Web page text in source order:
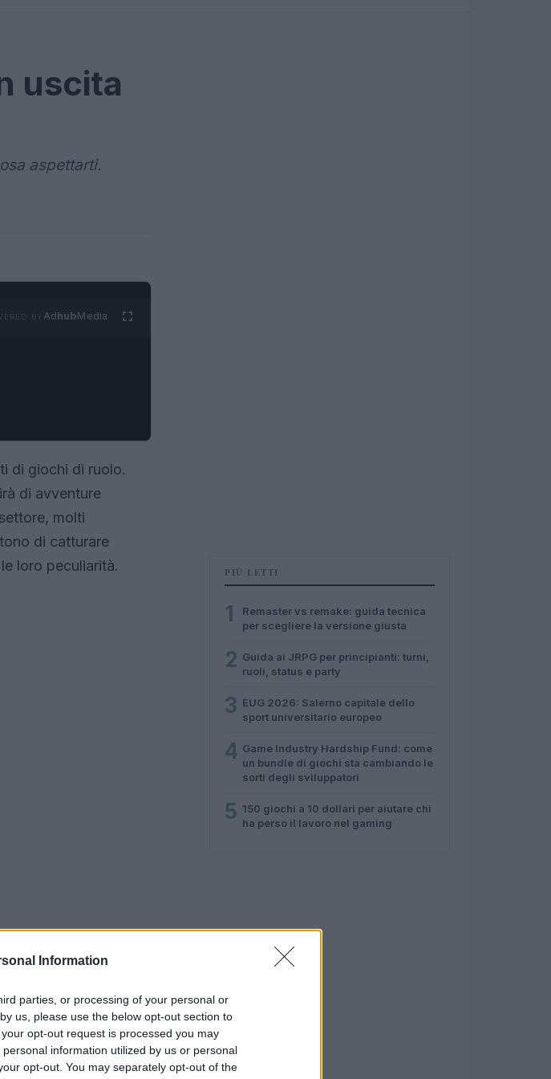
Information
parties, or processing of your personal or
us, please use the below opt-out section to
opt-out request is processed you may
information utilized by us or personal
opt-out. You may separately opt-out of the
uscita
aspettarti.
AdhubMedia
di giochi di ruolo.
di avventure
molti
di catturare
loro peculiarità.
dai fan e
di titoli che
PIÙ LETTI
1
Remaster vs remake: guida tecnica
per scegliere la versione giusta
2 Guida ai JRPG per principianti: turni,
ruoli, status e party
3 EUG 2026: Salerno capitale dello
sport universitario europeo
4 Game Industry Hardship Fund: come
un bundle di giochi sta cambiando le
sorti degli sviluppatori
5 150 giochi a 10 dollari per aiutare chi
ha perso il lavoro nel gaming